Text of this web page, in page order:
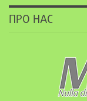
ПРО НАС